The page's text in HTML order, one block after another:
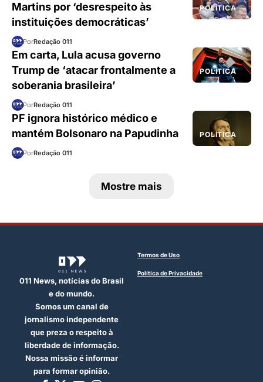
POLÍTICA
Martins por ‘desrespeito às
instituições democráticas’
PorRedação 011
POLÍTICA
Em carta, Lula acusa governo
Trump de ‘atacar frontalmente a
soberania brasileira’
PorRedação 011
POLÍTICA
PF ignora histórico médico e
mantém Bolsonaro na Papudinha
PorRedação 011
Mostre mais
011 News, notícias do Brasil
e do mundo.
Somos um canal de
jornalismo independente
que preza o respeito à
liberdade de informação.
Nossa missão é informar
para formar opinião.
Termos de Uso
Política de Privacidade